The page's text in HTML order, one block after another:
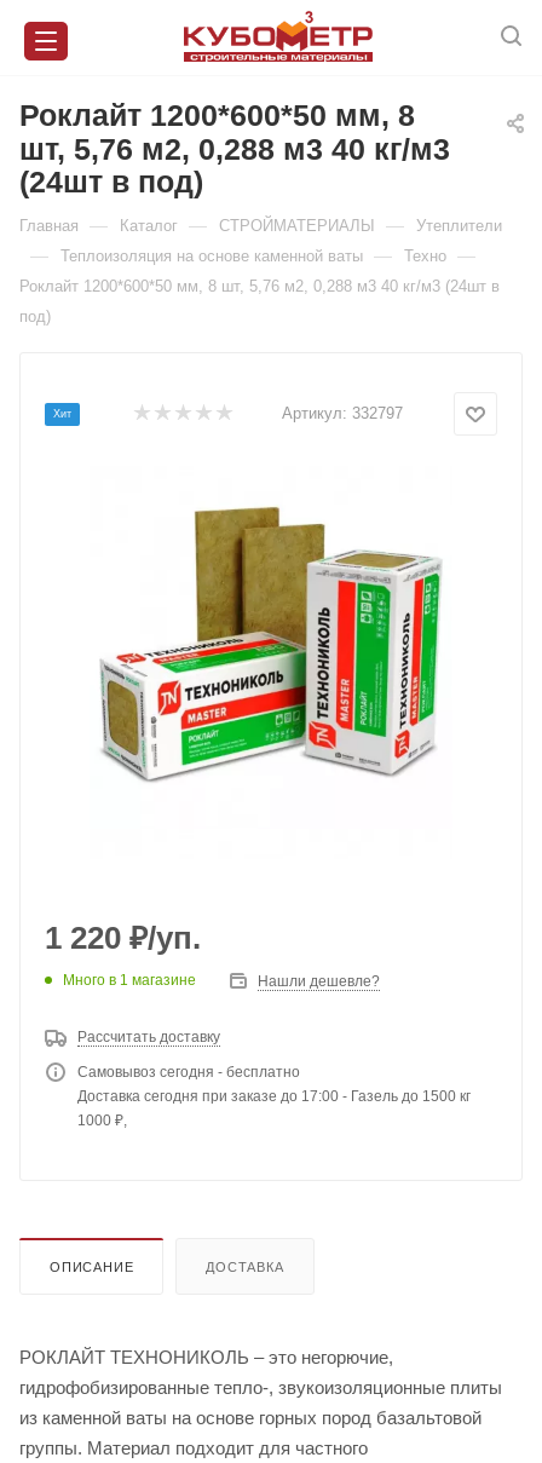
Роклайт 1200*600*50 мм, 8
шт, 5,76 м2, 0,288 м3 40 кг/м3
(24шт в под)
Главная — Каталог — СТРОЙМАТЕРИАЛЫ — Утеплители
— Теплоизоляция на основе каменной ваты — Техно —
Роклайт 1200*600*50 мм, 8 шт, 5,76 м2, 0,288 м3 40 кг/м3 (24шт в
под)
Хит Артикул: 332797
1 220 ₽/уп.
Много в 1 магазине Нашли дешевле?
Рассчитать доставку
Самовывоз сегодня - бесплатно
Доставка сегодня при заказе до 17:00 - Газель до 1500 кг
1000 ₽,
ОПИСАНИЕ ДОСТАВКА
РОКЛАЙТ ТЕХНОНИКОЛЬ – это негорючие,
гидрофобизированные тепло-, звукоизоляционные плиты
из каменной ваты на основе горных пород базальтовой
группы. Материал подходит для частного